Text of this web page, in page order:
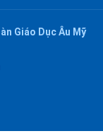
Giáo Dục Âu Mỹ